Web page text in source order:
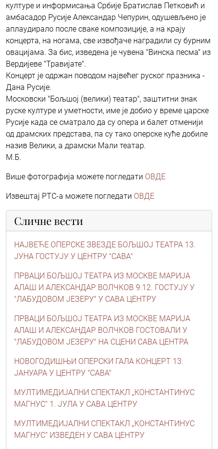
културе и информисања Србије Братислав Петковић и
амбасадор Русије Александар Чепурин, одушевљено је
аплаудирало после сваке композиције, а на крају
концерта, на ногама, све извођаче наградили су бурним
овацијама. За бис, изведена је чувена "Винска песма" из
Вердијеве "Травијате".
Концерт је одржан поводом највећег руског празника -
Дана Русије.
Московски "Бољшој (велики) театар", заштитни знак
руске културе и уметности, име је добио у време царске
Русије када се сматрало да су опера и балет отменији
од драмских представа, па су тако оперске куће добиле
назив Велики, а драмски Мали театар.
М.Б.
Више фотографија можете погледати ОВДЕ
Извештај РТС-а можете погледати ОВДЕ
Сличне вести
НАЈВЕЋЕ ОПЕРСКЕ ЗВЕЗДЕ БОЉШОЈ ТЕАТРА 13.
ЈУНА ГОСТУЈУ У ЦЕНТРУ "САВА"
ПРВАЦИ БОЉШОЈ ТЕАТРА ИЗ МОСКВЕ МАРИЈА
АЛАШ И АЛЕКСАНДАР ВОЛЧКОВ 9.12. ГОСТУЈУ У
"ЛАБУДОВОМ ЈЕЗЕРУ" У САВА ЦЕНТРУ
ПРВАЦИ БОЉШОЈ ТЕАТРА ИЗ МОСКВЕ МАРИЈА
АЛАШ И АЛЕКСАНДАР ВОЛЧКОВ ГОСТОВАЛИ У
"ЛАБУДОВОМ ЈЕЗЕРУ" НА СЦЕНИ САВА ЦЕНТРА
НОВОГОДИШЊИ ОПЕРСКИ ГАЛА КОНЦЕРТ 13.
ЈАНУАРА У ЦЕНТРУ "САВА"
МУЛТИМЕДИЈАЛНИ СПЕКТАКЛ „КОНСТАНТИНУС
МАГНУС“ 1. ЈУЛА У САВА ЦЕНТРУ
МУЛТИМЕДИЈАЛНИ СПЕКТАКЛ „КОНСТАНТИНУС
МАГНУС“ ИЗВЕДЕН У САВА ЦЕНТРУ